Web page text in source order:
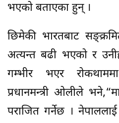
भएको बताएका हुन् ।
छिमेकी भारतबाट
अत्यन्त बढी भएको र
गम्भीर भएर
प्रधानमन्त्री ओलीले
पराजित गर्नेछ ।